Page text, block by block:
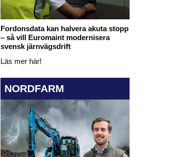
Fordonsdata kan halvera akuta stopp
– så vill Euromaint modernisera
svensk järnvägsdrift
Läs mer här!
NORDFARM